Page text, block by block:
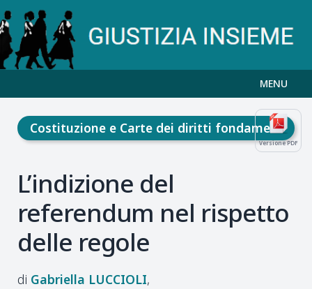
MENU
Versione PDF
Costituzione e Carte dei diritti fondamentali
L’indizione del
referendum nel rispetto
delle regole
Gabriella LUCCIOLI